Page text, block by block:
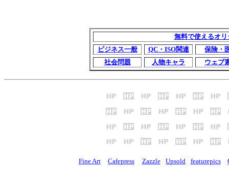
無料で使えるオ
ビジネス一般
QC・ISO関連
保険・
社会問題
人物キャラ ウェブ
Fine Art Cafepress Zazzle Upsold featurepics